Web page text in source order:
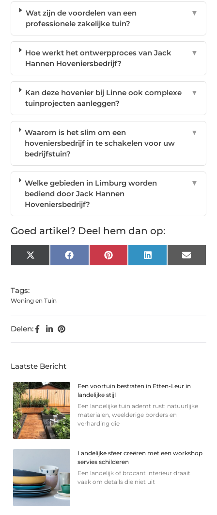
Wat zijn de voordelen van een
professionele zakelijke tuin?
▼
Hoe werkt het ontwerpproces van Jack
Hannen Hoveniersbedrijf?
▼
Kan deze hovenier bij Linne ook complexe
tuinprojecten aanleggen?
▼
Waarom is het slim om een
hoveniersbedrijf in te schakelen voor uw
bedrijfstuin?
▼
Welke gebieden in Limburg worden
bediend door Jack Hannen
Hoveniersbedrijf?
▼
Goed artikel? Deel hem dan op:
X
(Twitter)
Facebook Pinterest LinkedIn Email
Tags:
Woning en Tuin
Delen:
Laatste Bericht
Een voortuin bestraten in Etten-Leur in
landelijke stijl
Een landelijke tuin ademt rust: natuurlijke
materialen, weelderige borders en
verharding die
Landelijke sfeer creëren met een workshop
servies schilderen
Een landelijk of brocant interieur draait
vaak om details die niet uit